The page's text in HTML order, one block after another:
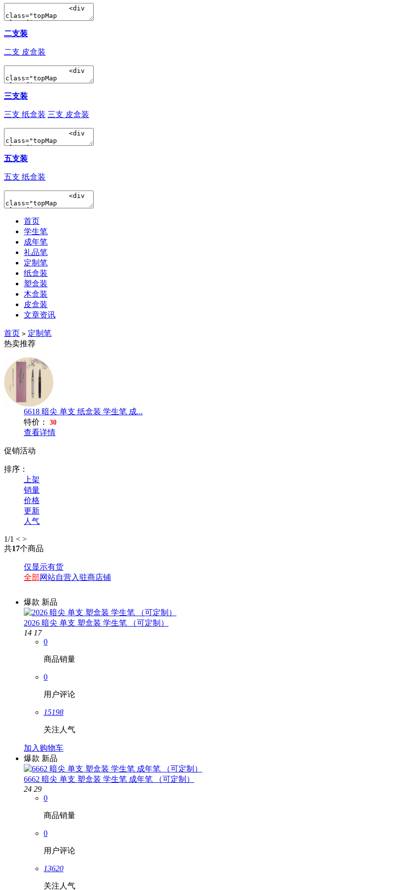
二支装
二支 皮盒装
三支装
三支 纸盒装 三支 皮盒装
五支装
五支 纸盒装
首页
学生笔
成年笔
礼品笔
定制笔
纸盒装
塑盒装
木盒装
皮盒装
文章资讯
首页 > 定制笔
热卖推荐
6618 暗尖 单支 纸盒装 学生笔 成...
特价：
30
查看详情
促销活动
排序：
上架
销量
价格
更新
人气
1/1 < >
共17个商品
仅显示有货
全部网站自营入驻商店铺
爆款 新品
2026 暗尖 单支 塑盒装 学生笔 （可定制）
14 17
0
商品销量
0
用户评论
15198
关注人气
加入购物车
爆款 新品
6662 暗尖 单支 塑盒装 学生笔 成年笔 （可定制）
24 29
0
商品销量
0
用户评论
13620
关注人气